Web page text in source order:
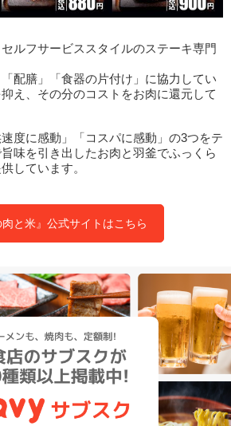
セルフサービススタイルのステーキ専門
配膳」「食器の片付け」に協力してい
え、その分のコストをお肉に還元して
速度に感動」「コスパに感動」の3つをテ
味を引き出したお肉と羽釜でふっくら
しています。
肉と米』公式サイトはこちら